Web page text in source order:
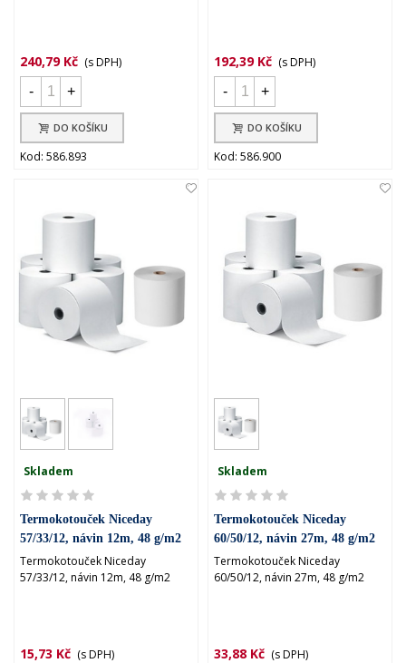
240,79 Kč (s DPH)
-
+
DO KOŠÍKU
Kod: 586.893
192,39 Kč (s DPH)
-
+
DO KOŠÍKU
Kod: 586.900
Skladem
Termokotouček Niceday
57/33/12, návin 12m, 48 g/m2
Termokotouček Niceday
57/33/12, návin 12m, 48 g/m2
15,73 Kč (s DPH)
Skladem
Termokotouček Niceday
60/50/12, návin 27m, 48 g/m2
Termokotouček Niceday
60/50/12, návin 27m, 48 g/m2
33,88 Kč (s DPH)